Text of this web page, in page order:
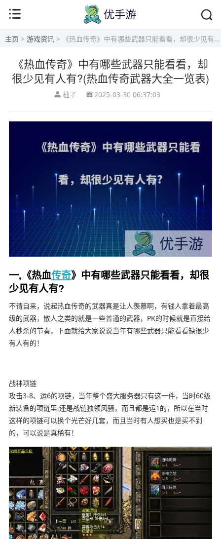
主页 > 游戏资讯 > 《热血传奇》中有哪些武器只能看看，却很少见有人有?(热血传奇武器大全一览表)
《热血传奇》中有哪些武器只能看看，却
很少见有人有?(热血传奇武器大全一览表)
柚子 2025-03-30 06:37:03
一,《热血传奇》中有哪些武器只能看看，却很
少见有人有?
不请自来，说起热血传奇的武器真是让人羡慕啊，有钱人拿着最高
级的武器，散人之类的就是一些普通的武器，PK的时候就是直接给
人秒杀的节奏，下面就给大家说说当年有哪些武器只能看看缺很少
有人有的！
战神项链
攻击3-8、运6的项链，当年整个盛大服务器只有这一件，当时60级
新装备的项链里,还是战链独领风骚，而且都是运1的，所以在当时
这样的项链可以换个光芒好几套，而且当时有人想买也是买不到
的，可以说是真稀有！